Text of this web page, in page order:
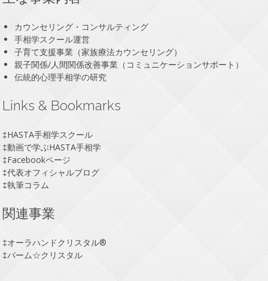
カウンセリング・コンサルティング
手相学スクール運営
子育て支援事業（家族療法カウンセリング）
親子関係/人間関係改善事業（コミュニケーションサポート）
伝統的心理手相学の研究
Links & Bookmarks
‡HASTA手相学スクール
‡動画で学ぶHASTA手相学
‡Facebookページ
‡代表オフィシャルブログ
‡執筆コラム
関連事業
‡オーラハンドクリスタル®
‡パーム☆クリスタル